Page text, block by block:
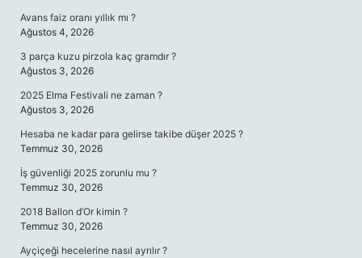
Avans faiz oranı yıllık mı ?
Ağustos 4, 2026
3 parça kuzu pirzola kaç gramdır ?
Ağustos 3, 2026
2025 Elma Festivali ne zaman ?
Ağustos 3, 2026
Hesaba ne kadar para gelirse takibe düşer 2025 ?
Temmuz 30, 2026
İş güvenliği 2025 zorunlu mu ?
Temmuz 30, 2026
2018 Ballon d’Or kimin ?
Temmuz 30, 2026
Ayçiçeği hecelerine nasıl ayrılır ?